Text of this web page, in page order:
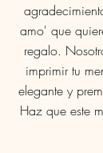
amo' que
regalo.
imprimir tu
elegante y
Haz que este